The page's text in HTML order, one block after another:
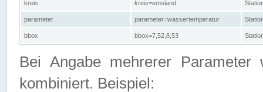
kreis kreis=emsland
parameter parameter=wassertemperatur
bbox bbox=7,52,8,53
Bei Angabe mehrerer Parameter
kombiniert. Beispiel: